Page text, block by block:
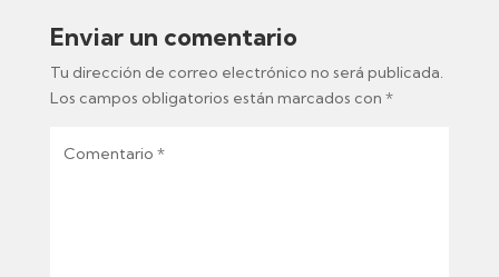
Enviar un comentario
Tu dirección de correo electrónico no será publicada.
Los campos obligatorios están marcados con *